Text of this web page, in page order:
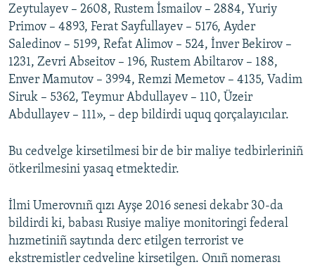
Zeytulayev – 2608, Rustem İsmailov – 2884, Yuriy
Primov – 4893, Ferat Sayfullayev – 5176, Ayder
Saledinov – 5199, Refat Alimov – 524, İnver Bekirov –
1231, Zevri Abseitov – 196, Rustem Abiltarov – 188,
Enver Mamutov – 3994, Remzi Memetov – 4135, Vadim
Siruk – 5362, Teymur Abdullayev – 110, Üzeir
Abdullayev – 111», – dep bildirdi uquq qorçalayıcılar.
Bu cedvelge kirsetilmesi bir de bir maliye tedbirleriniñ
ötkerilmesini yasaq etmektedir.
İlmi Umerovnıñ qızı Ayşe 2016 senesi dekabr 30-da
bildirdi ki, babası Rusiye maliye monitoringi federal
hızmetiniñ saytında derc etilgen terrorist ve
ekstremistler cedveline kirsetilgen. Onıñ nomerası